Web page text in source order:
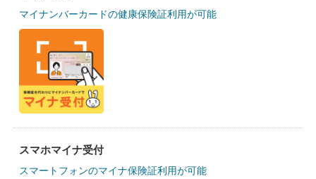
マイナンバーカードの健康保険証利用が可能
スマホマイナ受付
スマートフォンのマイナ保険証利用が可能